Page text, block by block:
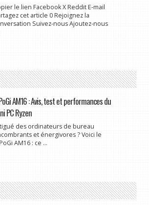
le lien Facebook X Reddit E-mail
cet article 0 Rejoignez la
Suivez-nous Ajoutez-nous
AM16 : Avis, test et performances du
PC Ryzen
des ordinateurs de bureau
et énergivores ? Voici le
AM16 : ce ...